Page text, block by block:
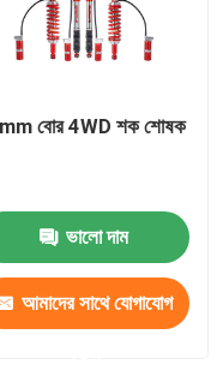
বোর 4WD শক শোষক
ভালো দাম
আমাদের সাথে যোগাযোগ